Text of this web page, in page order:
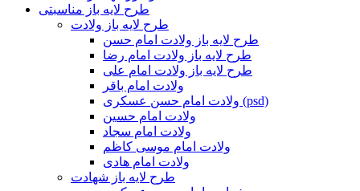
طرح لایه باز مناسبتی
طرح لایه باز ولادت
طرح لایه باز ولادت امام حسن
طرح لایه باز ولادت امام رضا
طرح لایه باز ولادت امام علی
ولادت امام باقر
ولادت امام حسن عسکری (psd)
ولادت امام حسین
ولادت امام سجاد
ولادت امام موسی کاظم
ولادت امام هادی
طرح لایه باز شهادت